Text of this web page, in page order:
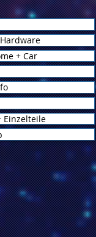
+ Car
Einzelteile